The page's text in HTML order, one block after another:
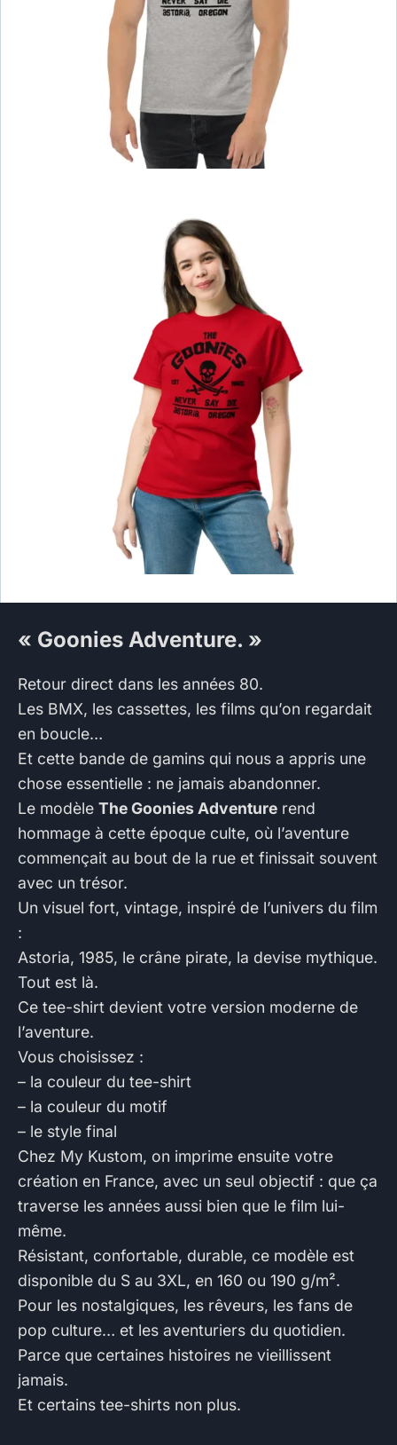
« Goonies Adventure. »
Retour direct dans les années 80.
Les BMX, les cassettes, les films qu’on regardait
en boucle…
Et cette bande de gamins qui nous a appris une
chose essentielle : ne jamais abandonner.
Le modèle The Goonies Adventure rend
hommage à cette époque culte, où l’aventure
commençait au bout de la rue et finissait souvent
avec un trésor.
Un visuel fort, vintage, inspiré de l’univers du film
:
Astoria, 1985, le crâne pirate, la devise mythique.
Tout est là.
Ce tee-shirt devient votre version moderne de
l’aventure.
Vous choisissez :
– la couleur du tee-shirt
– la couleur du motif
– le style final
Chez My Kustom, on imprime ensuite votre
création en France, avec un seul objectif : que ça
traverse les années aussi bien que le film lui-
même.
Résistant, confortable, durable, ce modèle est
disponible du S au 3XL, en 160 ou 190 g/m².
Pour les nostalgiques, les rêveurs, les fans de
pop culture… et les aventuriers du quotidien.
Parce que certaines histoires ne vieillissent
jamais.
Et certains tee-shirts non plus.